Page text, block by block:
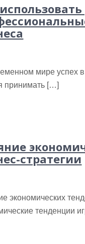
мире успех в
принимать […]
стратегии
экономических
тенденции